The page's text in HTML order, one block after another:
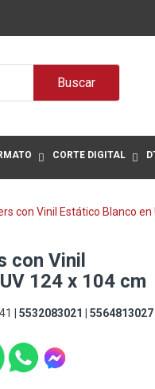
Buscar
CORTE DIGITAL
con Vinil Estático Blanco en
con Vinil
124 x 104 cm
|5532083021 |5564813027